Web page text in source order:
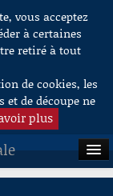
vous acceptez
à certaines
retiré à tout
de cookies, les
de découpe ne
plus